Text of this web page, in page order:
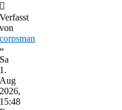
Verfasst
von
corpsman
»
Sa
1.
Aug
2026,
15:48